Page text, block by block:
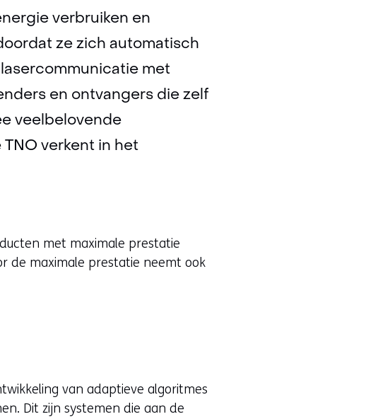
verbruiken en
ze zich automatisch
met
en ontvangers die zelf
veelbelovende
verkent in het
met maximale prestatie
de maximale prestatie neemt ook
van adaptieve algoritmes
Dit zijn systemen die aan de